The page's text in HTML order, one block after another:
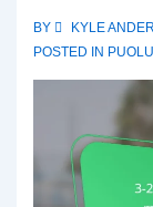
BY KYLE
POSTED IN